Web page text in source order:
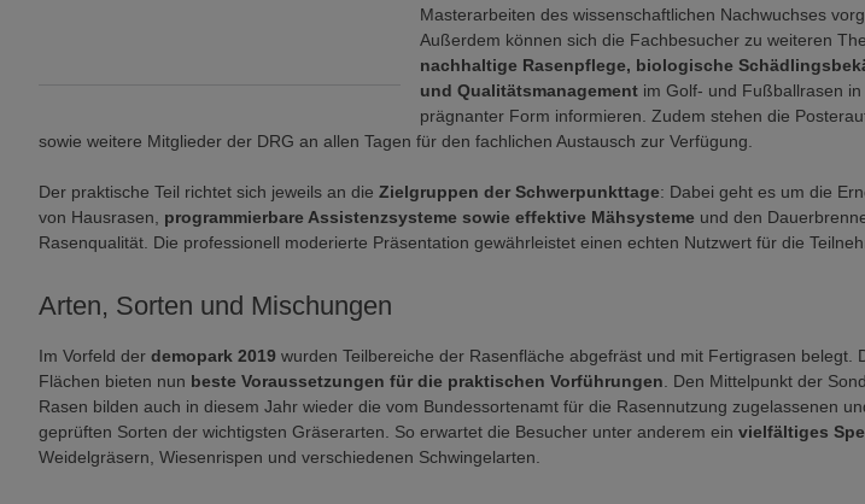
Masterarbeiten des wissenschaftlichen Nachwuchses
Außerdem können sich die Fachbesucher zu weiteren
nachhaltige Rasenpflege, biologische
und Qualitätsmanagement im Golf- und Fußballrasen in
prägnanter Form informieren. Zudem stehen die
sowie weitere Mitglieder der DRG an allen Tagen für den fachlichen Austausch zur Verfügung.
Der praktische Teil richtet sich jeweils an die Zielgruppen der Schwerpunkttage: Dabei geht es um die
von Hausrasen, programmierbare Assistenzsysteme sowie effektive Mähsysteme und den
Rasenqualität. Die professionell moderierte Präsentation gewährleistet einen echten Nutzwert für die
Arten, Sorten und Mischungen
Im Vorfeld der demopark 2019 wurden Teilbereiche der Rasenfläche abgefräst und mit Fertigrasen belegt.
Flächen bieten nun beste Voraussetzungen für die praktischen Vorführungen . Den Mittelpunkt der
Rasen bilden auch in diesem Jahr wieder die vom Bundessortenamt für die Rasennutzung zugelassenen
geprüften Sorten der wichtigsten Gräserarten. So erwartet die Besucher unter anderem ein vielfältiges
Weidelgräsern, Wiesenrispen und verschiedenen Schwingelarten.